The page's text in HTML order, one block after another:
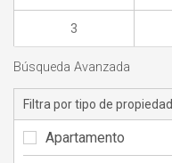
3
Búsqueda Avanzada
Filtra por tipo de propiedad
Apartamento